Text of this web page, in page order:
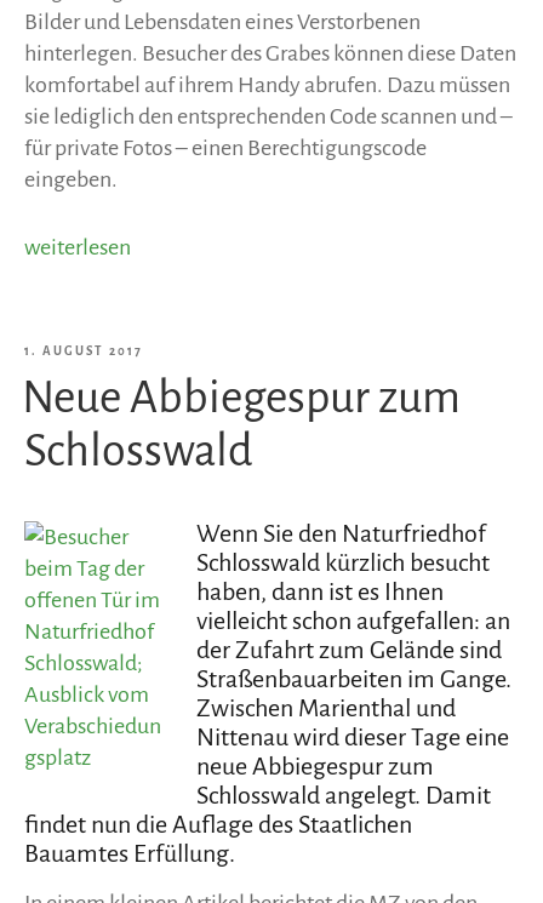
Bilder und Lebensdaten eines Verstorbenen
hinterlegen. Besucher des Grabes können diese Daten
komfortabel auf ihrem Handy abrufen. Dazu müssen
sie lediglich den entsprechenden Code scannen und –
für private Fotos – einen Berechtigungscode
eingeben.
„Der
digital“
weiterlesen
VERÖFFENTLICHT
AM
1. AUGUST 2017
Neue Abbiegespur zum
Schlosswald
Wenn Sie den Naturfriedhof
Schlosswald kürzlich besucht
haben, dann ist es Ihnen
vielleicht schon aufgefallen: an
der Zufahrt zum Gelände sind
Straßenbauarbeiten im Gange.
Zwischen Marienthal und
Nittenau wird dieser Tage eine
neue Abbiegespur zum
Schlosswald angelegt. Damit
findet nun die Auflage des Staatlichen
Bauamtes Erfüllung.